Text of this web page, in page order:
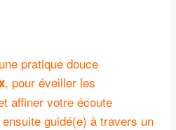
pratique douce
, pour éveiller les
affiner votre écoute
guidé(e) à travers un